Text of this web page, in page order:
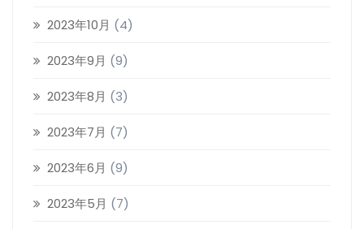
2023年10月 (4)
2023年9月 (9)
2023年8月 (3)
2023年7月 (7)
2023年6月 (9)
2023年5月 (7)